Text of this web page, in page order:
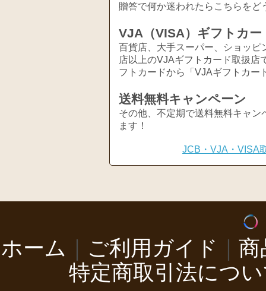
贈答で何か迷われたらこちらをど
VJA（VISA）ギフトカー
百貨店、大手スーパー、ショッ
店以上のVJAギフトカード取扱店
フトカードから「VJAギフトカー
送料無料キャンペーン
その他、不定期で送料無料キャ
ます！
JCB・VJA・VISA
ホーム ご利用ガイド
商
特定商取引法につ